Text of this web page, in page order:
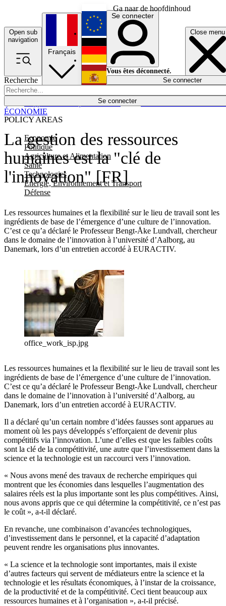
Ga naar de hoofdinhoud
Open sub
navigation
Close menu
Recherche
Se connecter
POLICY AREAS
Economie
Politique
Agriculture et Alimentation
Santé
Technologies
Energie, Environnement et Transport
Défense
Économie
Français
English
Deutsch
Español
Se connecter
Vous êtes déconnecté.
Se connecter
La gestion des ressources
humaines est la "clé de
l'innovation" [FR]
Les ressources humaines et la flexibilité sur le lieu de travail sont les
ingrédients de base de l’émergence d’une culture de l’innovation.
C’est ce qu’a déclaré le Professeur Bengt-Åke Lundvall, chercheur
dans le domaine de l’innovation à l’université d’Aalborg, au
Danemark, lors d’un entretien accordé à EURACTIV.
ÉCONOMIE
office_work_isp.jpg
Les ressources humaines et la flexibilité sur le lieu de travail sont les
ingrédients de base de l’émergence d’une culture de l’innovation.
C’est ce qu’a déclaré le Professeur Bengt-Åke Lundvall, chercheur
dans le domaine de l’innovation à l’université d’Aalborg, au
Danemark, lors d’un entretien accordé à EURACTIV.
Il a déclaré qu’un certain nombre d’idées fausses sont apparues au
moment où les pays développés s’efforçaient de devenir plus
compétitifs via l’innovation. L’une d’elles est que les faibles coûts
sont la clé de la compétitivité, une autre que l’investissement dans la
science et la technologie est un raccourci vers l’innovation.
« Nous avons mené des travaux de recherche empiriques qui
montrent que les économies dans lesquelles l’augmentation des
salaires réels est la plus importante sont les plus compétitives. Ainsi,
nous avons appris que ce qui détermine la compétitivité, ce n’est pas
le coût », a-t-il déclaré.
En revanche, une combinaison d’avancées technologiques,
d’investissement dans le personnel, et la capacité d’adaptation
peuvent rendre les organisations plus innovantes.
« La science et la technologie sont importantes, mais il existe
d’autres facteurs qui servent de médiateurs entre la science et la
technologie et les résultats économiques, à l’instar de la croissance,
de la productivité et de la compétitivité. Ceci tient beaucoup aux
ressources humaines et à l’organisation », a-t-il précisé.